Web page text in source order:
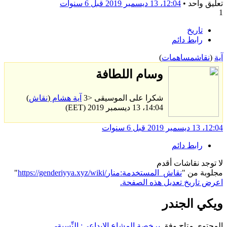
تعليق واحد • 12:04، 13 ديسمبر 2019
قبل 6 سنوات
1
تاريخ
رابط دائم
آية (نقاشمساهمات)
وسام اللطافة
شكرا على الموسيقى <3 آية هشام (نقاش)
14:04، 13 ديسمبر 2019 (EET)
12:04، 13 ديسمبر 2019 قبل 6 سنوات
رابط دائم
لا توجد نقاشات أقدم
مجلوبة من "https://genderiyya.xyz/wiki/نقاش_المستخدمة:منار
"
اعرض تاريخ تعديل هذه الصفحة.
ويكي الجندر